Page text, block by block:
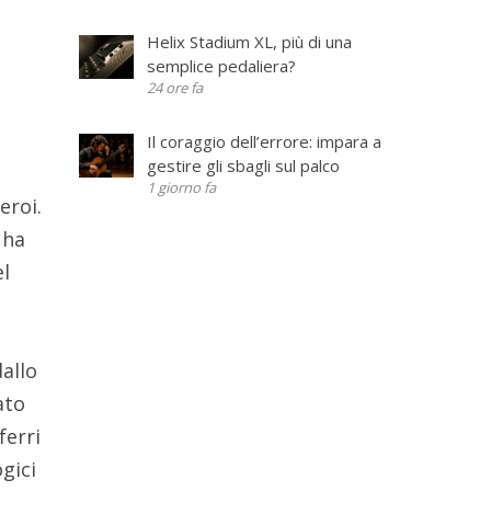
Helix Stadium XL, più di una
semplice pedaliera?
24 ore fa
Il coraggio dell’errore: impara a
gestire gli sbagli sul palco
1 giorno fa